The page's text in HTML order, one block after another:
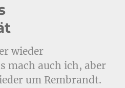
wieder
mach auch ich, aber
um Rembrandt.